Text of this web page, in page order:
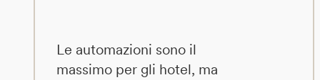
Le automazioni sono il
massimo per gli hotel, ma